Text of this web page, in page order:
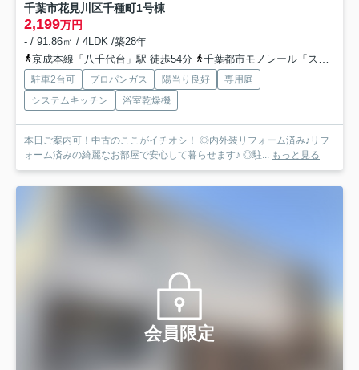
千葉市花見川区千種町1号棟
2,199万円
- / 91.86㎡ / 4LDK /築28年
京成本線「八千代台」駅 徒歩54分
千葉都市モノレール「スポーツセンター」駅 徒歩57分
駐車2台可 プロパンガス 陽当り良好
専用庭
システムキッチン
浴室乾燥機
本日ご案内可！中古のここがイチオシ！ ◎内外装リフォーム済み♪リフ
ォーム済みの綺麗なお部屋で安心して暮らせます♪ ◎駐... もっと見る
会員限定